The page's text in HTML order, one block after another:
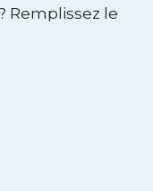
Remplissez le